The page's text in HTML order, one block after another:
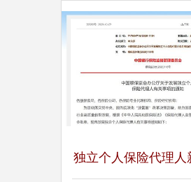
独立个人保险代理人